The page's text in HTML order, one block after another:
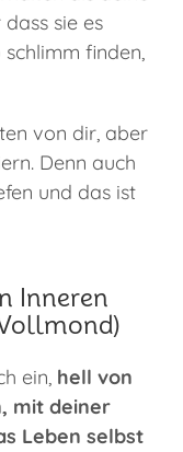
sie es
finden,
von dir, aber
Denn auch
und das ist
Inneren
ein, hell von
mit deiner
Leben selbst